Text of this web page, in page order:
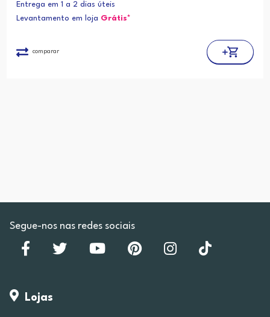
Entrega em 1 a 2 dias úteis
Levantamento em loja Grátis*
comparar
Segue-nos nas redes sociais
Lojas